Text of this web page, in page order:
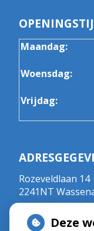
Maandag:
Woensdag:
Vrijdag:
Rozeveldlaan 14
2241NT
E-mail: Deze